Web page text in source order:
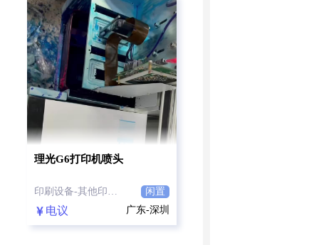
理光G6打印机喷头
印刷设备-其他印刷设备 闲置
电议 广东-深圳